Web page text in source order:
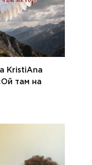
KristiAna
там на